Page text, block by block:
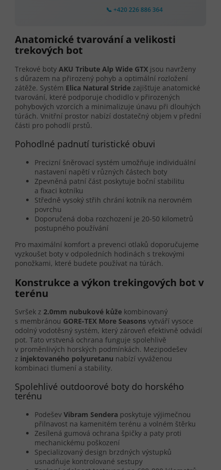
📞 +420 226 886 364
Anatomické tvarování a velikosti
trekových bot
Trekové boty AKU Tribute Alp Wide GTX jsou navrženy
s důrazem na přirozený pohyb a optimální rozložení
zátěže. Systém Elica Natural Stride zajišťuje anatomické
tvarování, které podporuje chodidlo v přirozených
pohybových vzorcích a minimalizuje únavu při dlouhých
túrách. Vnitřní prostor nabízí dostatečný objem v přední
části pro pohodlí prstů.
Pohodlné padnutí turistické obuvi
Precizní šněrovací systém umožňuje individuální
nastavení napětí v různých částech boty
Zpevněná patní část poskytuje boční stabilitu
a fixaci kotníku
Středně vysoký střih chrání kotník na nerovném
povrchu
Doporučená doba rozchození je 20-50 kilometrů
postupného používání
Pro maximální komfort a prevenci otlaků doporučujeme
vyzkoušet boty v odpoledních hodinách s trekovými
ponožkami, které budete používat na túrách.
Konstrukce a výkon trekingových bot v
terénu
Svršek z 2.0mm nubukové kůže kombinovaný
s membránou GORE-TEX More Seasons vytváří vysoce
odolný vodotěsný systém, který zároveň efektivně odvádí
pot. Tato vrstvená ochrana funguje spolehlivě
v proměnlivých horských podmínkách. Mezipodešev
z injektovaného polyuretanu nabízí vyváženou
kombinaci tlumení a stability.
Spolehlivé outdoorové boty do horského
terénu
Podešev Vibram Sendera poskytuje výjimečnou
přilnavost na kamenitém terénu a volném štěrku
Zesílená gumová ochrana špičky a paty proti
mechanickému poškození
Specializovaný design brzdných výstupků
usnadňuje kontrolované sestupy